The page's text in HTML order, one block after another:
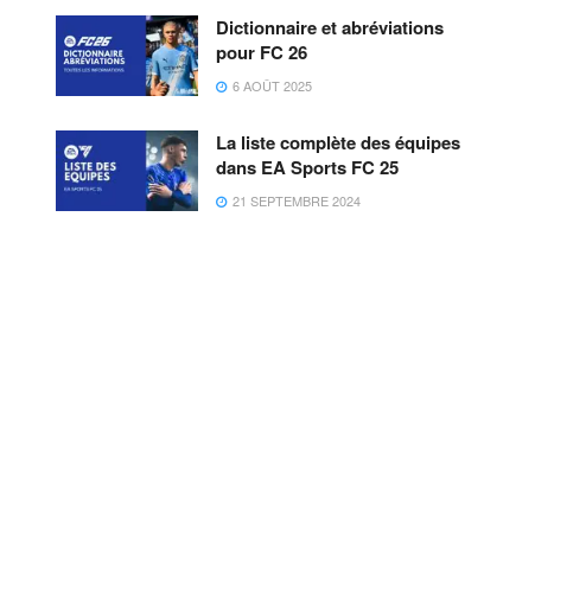
Dictionnaire et abréviations
pour FC 26
6 AOÛT 2025
La liste complète des équipes
dans EA Sports FC 25
21 SEPTEMBRE 2024